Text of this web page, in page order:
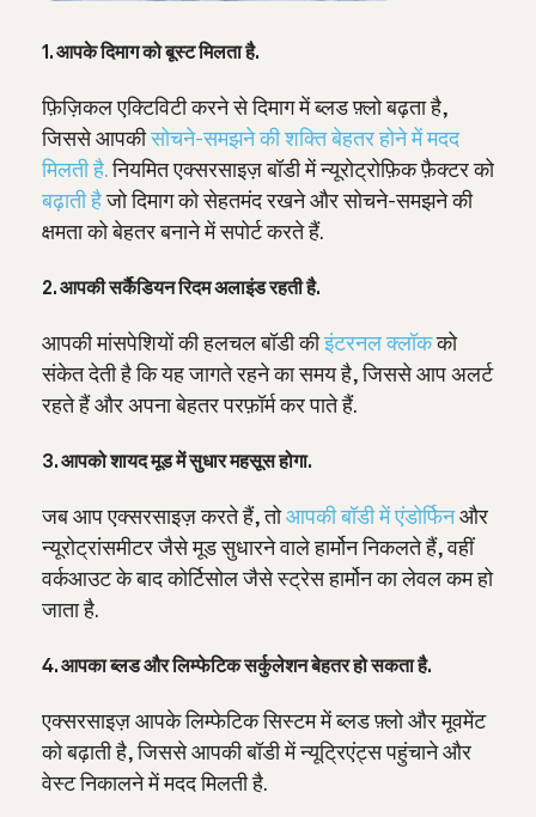
1. आपके दिमाग को बूस्ट मिलता है.
फ़िज़िकल एक्टिविटी करने से दिमाग में ब्‍लड फ़्लो बढ़ता है,
जिससे आपकीसोचने-समझने की शक्ति बेहतर होने में मदद
मिलती है.नियमित एक्सरसाइज़ बॉडी में न्यूरोट्रोफ़िक फ़ैक्टर को
बढ़ाती हैजो दिमाग को सेहतमंद रखने और सोचने-समझने की
क्षमता को बेहतर बनाने में सपोर्ट करते हैं.
2. आपकी सर्कैडियन रिदम अलाइंड रहती है.
आपकी मांसपेशियों की हलचल बॉडी कीइंटरनल क्लॉकको
संकेत देती है कि यह जागते रहने का समय है, जिससे आप अलर्ट
रहते हैं और अपना बेहतर परफ़ॉर्म कर पाते हैं.
3. आपको शायद मूड में सुधार महसूस होगा.
जब आप एक्सरसाइज़ करते हैं, तोआपकी बॉडी में एंडोर्फिनऔर
न्यूरोट्रांसमीटर जैसे मूड सुधारने वाले हार्मोन निकलते हैं, वहीं
वर्कआउट के बाद कोर्टिसोल जैसे स्ट्रेस हार्मोन का लेवल कम हो
जाता है.
4. आपका ब्लड और लिम्फेटिक सर्कुलेशन बेहतर हो सकता है.
एक्सरसाइज़ आपके लिम्फेटिक सिस्टम में ब्‍लड फ़्लो और मूवमेंट
को बढ़ाती है, जिससे आपकी बॉडी में न्यूट्रिएंट्स पहुंचाने और
वेस्ट निकालने में मदद मिलती है.